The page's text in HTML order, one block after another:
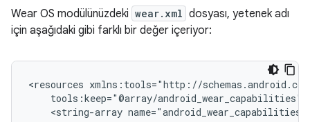
Wear OS modülünüzdeki wear.xml dosyası, yetenek adı
için aşağıdaki gibi farklı bir değer içeriyor:
<resources
<string-array